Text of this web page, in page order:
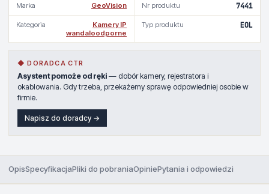
Marka GeoVision Nr produktu 7441
Kategoria
Kamery IP
wandaloodporne
Typ produktu EOL
◆ DORADCA CTR
Asystent pomoże od ręki — dobór kamery, rejestratora i
okablowania. Gdy trzeba, przekażemy sprawę odpowiedniej osobie w
firmie.
Napisz do doradcy →
OpisSpecyfikacjaPliki do pobraniaOpiniePytania i odpowiedzi